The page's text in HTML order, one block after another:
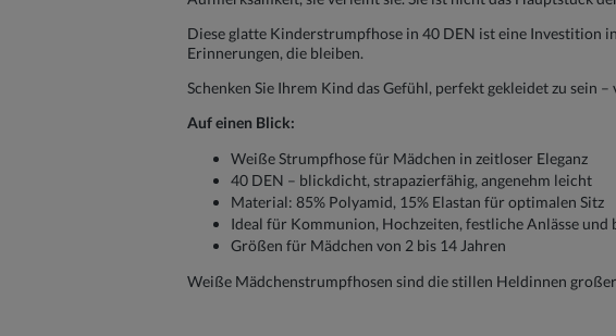
Diese glatte Kinderstrumpfhose in 40 DEN ist eine Investition
Erinnerungen, die bleiben.
Schenken Sie Ihrem Kind das Gefühl, perfekt gekleidet zu sein
Auf einen Blick:
Weiße Strumpfhose für Mädchen in zeitloser Eleganz
40 DEN – blickdicht, strapazierfähig, angenehm leicht
Material: 85% Polyamid, 15% Elastan für optimalen Sitz
Ideal für Kommunion, Hochzeiten, festliche Anlässe und
Größen für Mädchen von 2 bis 14 Jahren
Weiße Mädchenstrumpfhosen sind die stillen Heldinnen